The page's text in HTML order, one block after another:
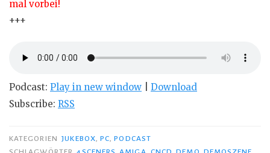
mal vorbei!
+++
Podcast: Play in new window
Download
Subscribe: RSS
KATEGORIEN JUKEBOX PC ,PODCAST